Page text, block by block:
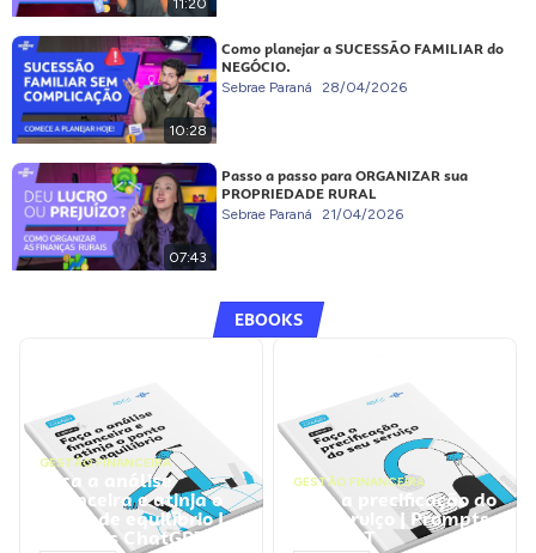
10:28
Como planejar a SUCESSÃO FAMILIAR do
NEGÓCIO.
Sebrae Paraná 28/04/2026
07:43
Passo a passo para ORGANIZAR sua
PROPRIEDADE RURAL
Sebrae Paraná 21/04/2026
EBOOKS
GESTÃO FINANCEIRA
Faça a análise
financeira e atinja o
ponto de equilíbrio |
Prompts ChatGPT
GESTÃO FINANCEIRA
Faça a precificação do
seu serviço | Prompts
ChatGPT